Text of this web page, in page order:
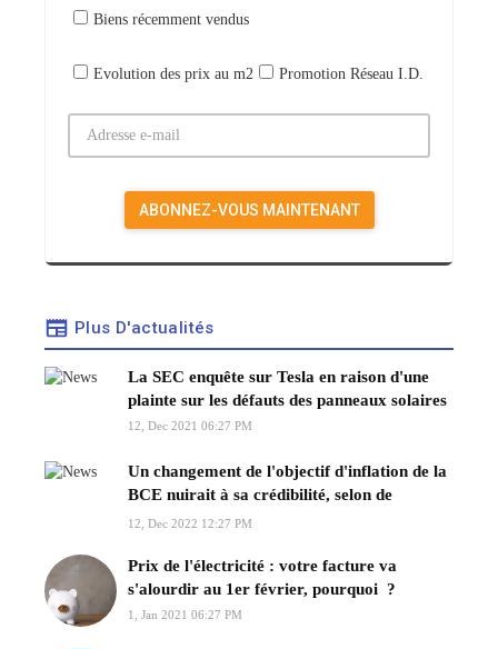
Biens récemment vendus
Evolution des prix au m2 Promotion Réseau I.D.
Plus D'actualités
La SEC enquête sur Tesla en raison d'une
plainte sur les défauts des panneaux solaires
12, Dec 2021 06:27 PM
Un changement de l'objectif d'inflation de la
BCE nuirait à sa crédibilité, selon de
Guindos
12, Dec 2022 12:27 PM
Prix de l'électricité : votre facture va
s'alourdir au 1er février, pourquoi ?
1, Jan 2021 06:27 PM